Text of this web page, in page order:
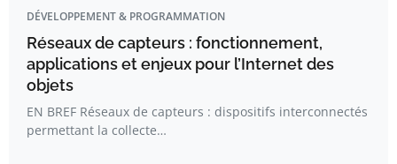
DÉVELOPPEMENT & PROGRAMMATION
Réseaux de capteurs : fonctionnement,
applications et enjeux pour l’Internet des
objets
EN BREF Réseaux de capteurs : dispositifs interconnectés
permettant la collecte…